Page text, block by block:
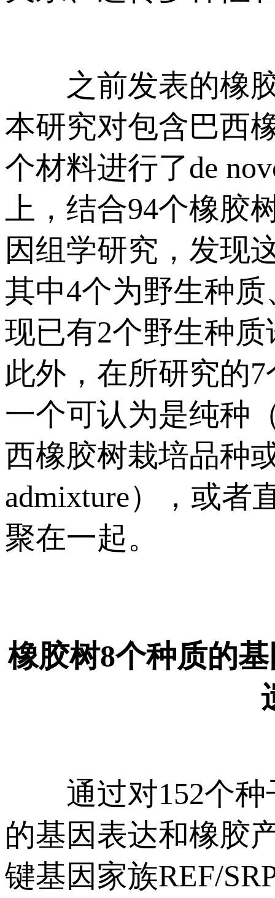
之前发表的橡胶
本研究对包含巴西
个材料进行了de
上，结合94个橡胶
因组学研究，发现
其中4个为野生种
现已有2个野生种质
此外，在所研究的
一个可认为是纯种
西橡胶树栽培品种
admixture），或者
聚在一起。
橡胶树8个种质的
通过对152个种
的基因表达和橡胶
键基因家族REF/